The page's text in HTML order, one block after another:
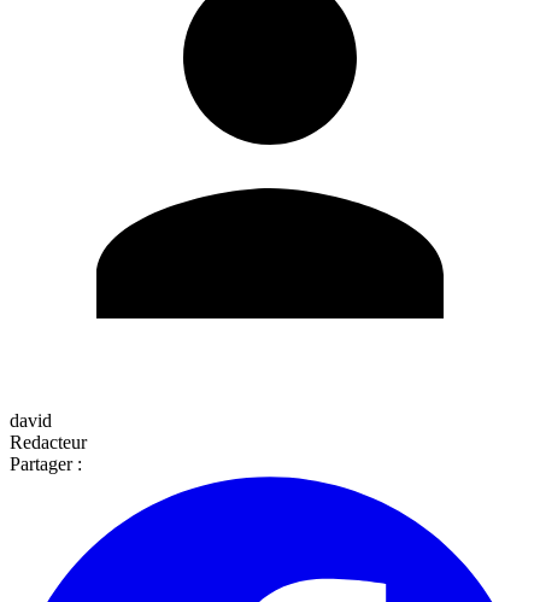
david
Redacteur
Partager :